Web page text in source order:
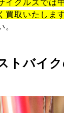
イクルズでは
買取いたしま
。
トバイ